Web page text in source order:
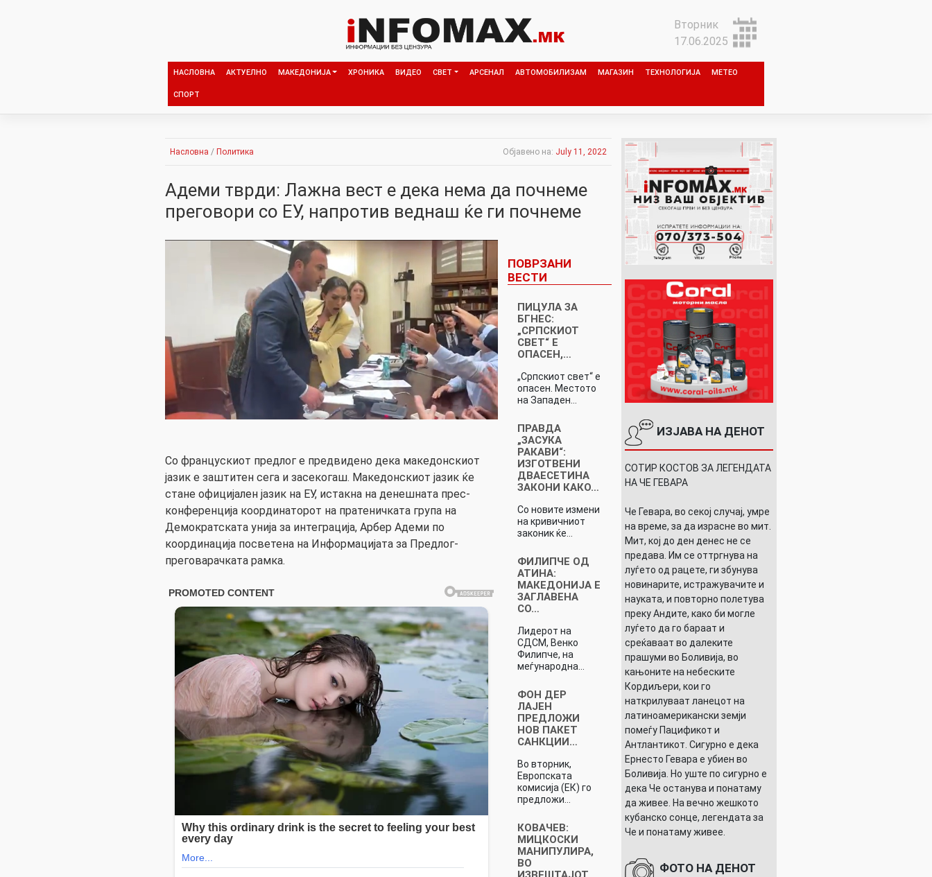
Вторник
17.06.2025
НАСЛОВНА АКТУЕЛНО МАКЕДОНИЈА ХРОНИКА ВИДЕО СВЕТ АРСЕНАЛ АВТОМОБИЛИЗАМ МАГАЗИН ТЕХНОЛОГИЈА МЕТЕО
СПОРТ
Насловна / Политика Објавено на: July 11, 2022
Адеми тврди: Лажна вест е дека нема да почнеме
преговори со ЕУ, напротив веднаш ќе ги почнеме
Со францускиот предлог е предвидено дека македонскиот
јазик е заштитен сега и засекогаш. Македонскиот јазик ќе
стане официјален јазик на ЕУ, истакна на денешната прес-
конференција координаторот на пратеничката група на
Демократската унија за интеграција, Арбер Адеми по
координација посветена на Информацијата за Предлог-
преговарачката рамка.
ПОВРЗАНИ
ВЕСТИ
ПИЦУЛА ЗА
БГНЕС:
„СРПСКИОТ
СВЕТ“ Е
ОПАСЕН,…
„Српскиот свет“ е
опасен. Местото
на Западен…
ПРАВДА
„ЗАСУКА
РАКАВИ“:
ИЗГОТВЕНИ
ДВАЕСЕТИНА
ЗАКОНИ КАКО…
Со новите измени
на кривичниот
законик ќе…
ФИЛИПЧЕ ОД
АТИНА:
МАКЕДОНИЈА Е
ЗАГЛАВЕНА
СО…
Лидерот на
СДСМ, Венко
Филипче, на
меѓународна…
ФОН ДЕР
ЛАЈЕН
ПРЕДЛОЖИ
НОВ ПАКЕТ
САНКЦИИ…
Во вторник,
Европската
комисија (ЕК) го
предложи…
КОВАЧЕВ:
МИЦКОСКИ
МАНИПУЛИРА,
ВО
ИЗЈАВА НА ДЕНОТ
СОТИР КОСТОВ ЗА ЛЕГЕНДАТА
НА ЧЕ ГЕВАРА
Че Гевара, во секој случај, умре
на време, за да израсне во мит.
Мит, кој до ден денес не се
предава. Им се оттргнува на
луѓето од рацете, ги збунува
новинарите, истражувачите и
науката, и повторно полетува
преку Андите, како би могле
луѓето да го бараат и
среќаваат во далеките
прашуми во Боливија, во
кањоните на небеските
Кордиљери, кои го
наткрилуваат ланецот на
латиноамерикански земји
помеѓу Пацификот и
Антлантикот. Сигурно е дека
Ернесто Гевара е убиен во
Боливија. Но уште по сигурно е
дека Че останува и понатаму
да живее. На вечно жешкото
кубанско сонце, легендата за
Че и понатаму живее.
ФОТО НА ДЕНОТ